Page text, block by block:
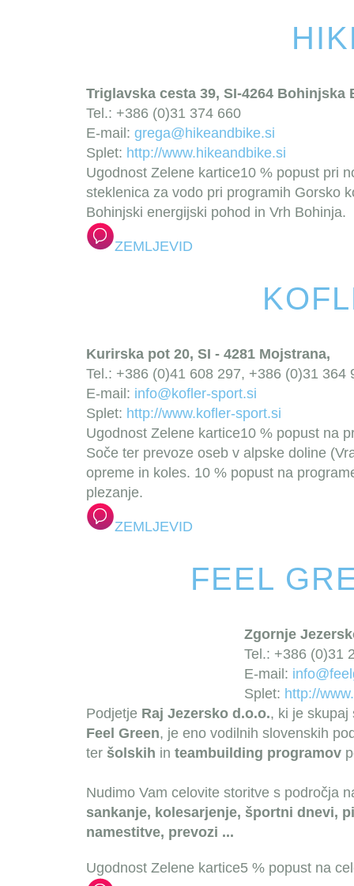
Triglavska cesta 39, SI-4264 Bohinjska
Tel.: +386 (0)31 374 660
E-mail: grega@hikeandbike.si
Splet: http://www.hikeandbike.si
Ugodnost Zelene kartice10 % popust pri
steklenica za vodo pri programih Gorsko
Bohinjski energijski pohod in Vrh Bohinja.
ZEMLJEVID
Kurirska pot 20, SI - 4281 Mojstrana,
Tel.: +386 (0)41 608 297, +386 (0)31 364
E-mail: info@kofler-sport.si
Splet: http://www.kofler-sport.si
Ugodnost Zelene kartice10 % popust na
Soče ter prevoze oseb v alpske doline
opreme in koles. 10 % popust na
plezanje.
ZEMLJEVID
FEEL
Zgornje
Tel.: +386 (0)31
E-mail:
Splet: http://
Podjetje Raj Jezersko d.o.o., ki je
Feel Green, je eno vodilnih slovenskih
ter šolskih in teambuilding programov
Nudimo Vam celovite storitve s področja
sankanje, kolesarjenje, športni dnevi,
namestitve, prevozi ...
Ugodnost Zelene kartice5 % popust na